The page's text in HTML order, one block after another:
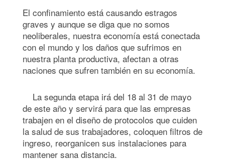
El confinamiento está causando estragos
graves y aunque se diga que no somos
neoliberales, nuestra economía está conectada
con el mundo y los daños que sufrimos en
nuestra planta productiva, afectan a otras
naciones que sufren también en su economía.
La segunda etapa irá del 18 al 31 de mayo
de este año y servirá para que las empresas
trabajen en el diseño de protocolos que cuiden
la salud de sus trabajadores, coloquen filtros de
ingreso, reorganicen sus instalaciones para
mantener sana distancia.